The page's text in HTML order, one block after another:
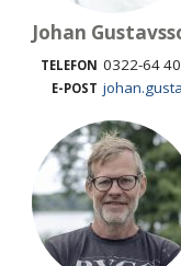
Johan
TELEFON 0322-64
E-POST